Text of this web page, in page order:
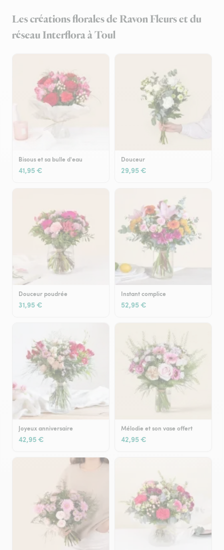
Les créations florales de Ravon Fleurs et du
réseau Interflora à Toul
Bisous et sa bulle d'eau
41,95 €
Douceur
29,95 €
Douceur poudrée
31,95 €
Instant complice
52,95 €
Joyeux anniversaire
42,95 €
Mélodie et son vase offert
42,95 €